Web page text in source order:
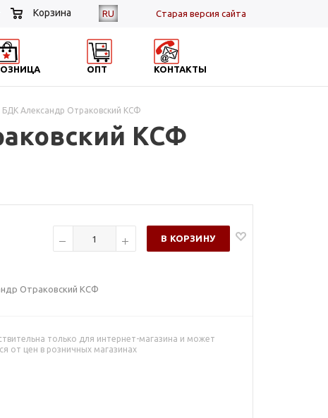
RU Cтарая версия сайта
Корзина
ОПТ КОНТАКТЫ
Александр Отраковский КСФ
КСФ
В КОРЗИНУ
Отраковский КСФ
только для интернет-магазина и может
от цен в розничных магазинах